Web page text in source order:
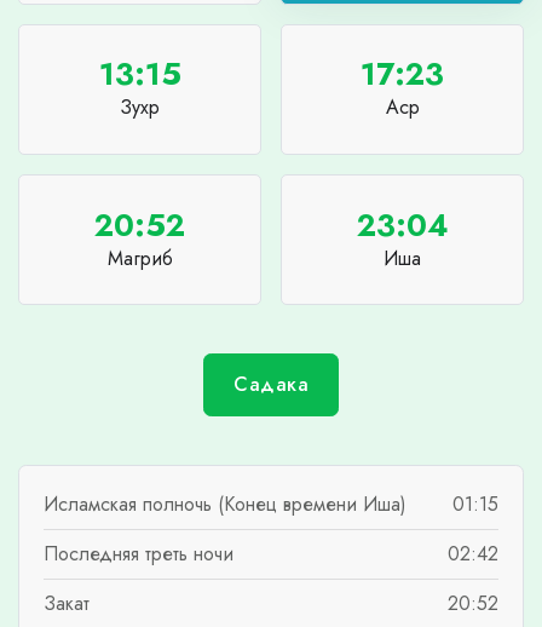
13:15
Зухр
17:23
Аср
20:52
Магриб
23:04
Иша
Садака
Исламская полночь (Конец времени Иша)
01:15
Последняя треть ночи
02:42
Закат
20:52